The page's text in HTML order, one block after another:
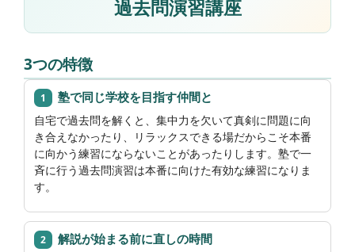
過去問演習講座
3つの特徴
1 塾で同じ学校を目指す仲間と
自宅で過去問を解くと、集中力を欠いて真剣に問題に向
き合えなかったり、リラックスできる場だからこそ本番
に向かう練習にならないことがあったりします。塾で一
斉に行う過去問演習は本番に向けた有効な練習になりま
す。
2 解説が始まる前に直しの時間
お問い合わせ